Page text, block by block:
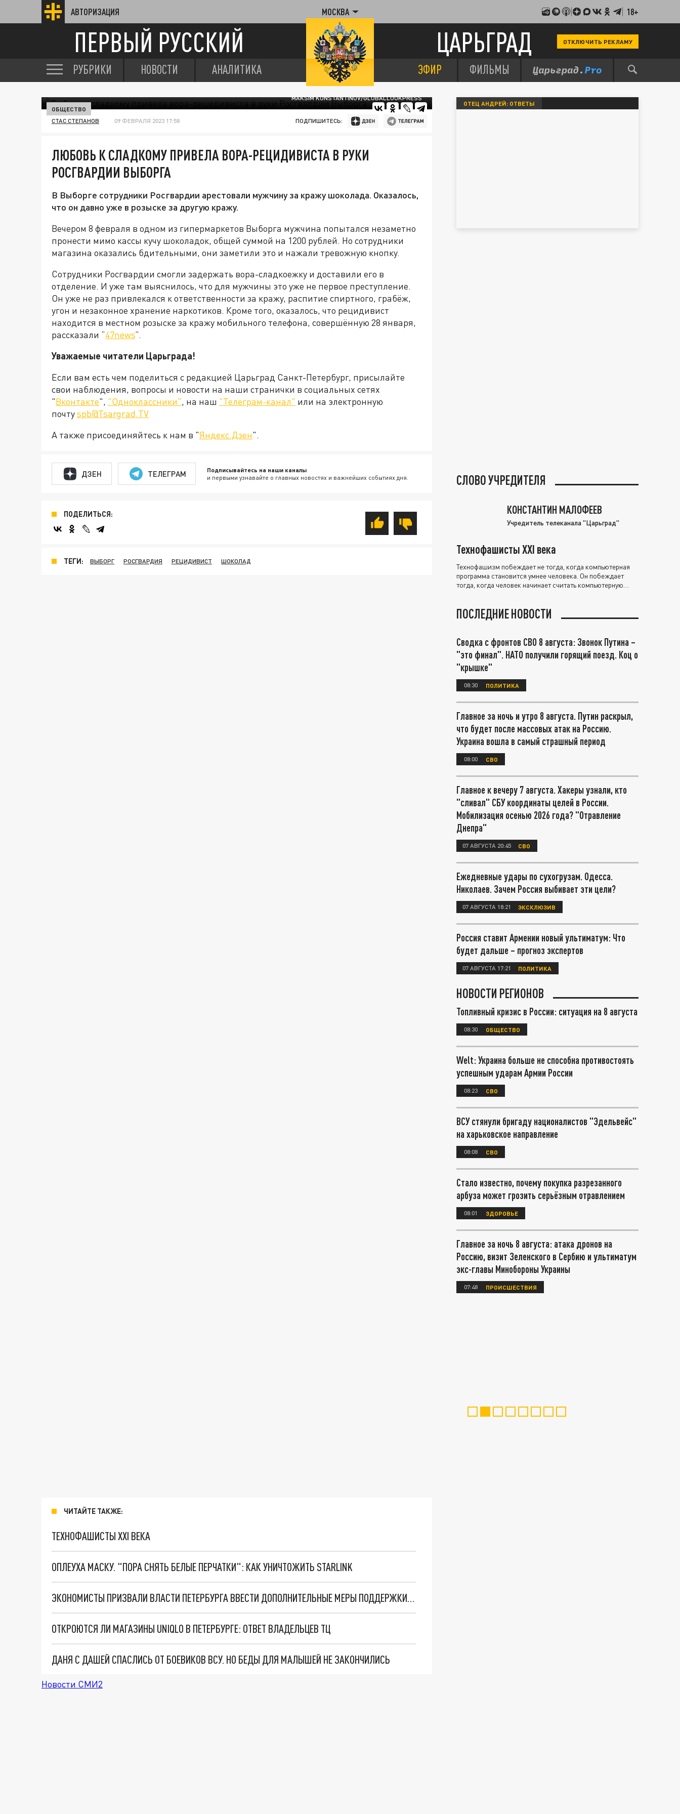
АВТОРИЗАЦИЯ МОСКВА 18+
ПЕРВЫЙ РУССКИЙ ЦАРЬГРАД ОТКЛЮЧИТЬ РЕКЛАМУ
РУБРИКИ НОВОСТИ АНАЛИТИКА ЭФИР ФИЛЬМЫ
MAKSIM KONSTANTINOV/GLOBALLOOKPRESS
ОБЩЕСТВО
СТАС СТЕПАНОВ 09 ФЕВРАЛЯ 2023 17:58 ПОДПИШИТЕСЬ:
ЛЮБОВЬ К СЛАДКОМУ ПРИВЕЛА ВОРА-РЕЦИДИВИСТА В РУКИ
РОСГВАРДИИ ВЫБОРГА
В Выборге сотрудники Росгвардии арестовали мужчину за кражу шоколада. Оказалось,
что он давно уже в розыске за другую кражу.
Вечером 8 февраля в одном из гипермаркетов Выборга мужчина попытался незаметно
пронести мимо кассы кучу шоколадок, общей суммой на 1200 рублей. Но сотрудники
магазина оказались бдительными, они заметили это и нажали тревожную кнопку.
Сотрудники Росгвардии смогли задержать вора-сладкоежку и доставили его в
отделение. И уже там выяснилось, что для мужчины это уже не первое преступление.
Он уже не раз привлекался к ответственности за кражу, распитие спиртного, грабёж,
угон и незаконное хранение наркотиков. Кроме того, оказалось, что рецидивист
находится в местном розыске за кражу мобильного телефона, совершённую 28 января,
рассказали “47news”.
Уважаемые читатели Царьграда!
Если вам есть чем поделиться с редакцией Царьград Санкт-Петербург, присылайте
свои наблюдения, вопросы и новости на наши странички в социальных сетях
"Вконтакте", "Одноклассники", на наш "Телеграм-канал" или на электронную
почтуspb@Tsargrad.TV
А также присоединяйтесь к нам в "Яндекс.Дзен".
ДЗЕН ТЕЛЕГРАМ Подписывайтесь на наши каналы
и первыми узнавайте о главных новостях и важнейших событиях дня.
ПОДЕЛИТЬСЯ:
ТЕГИ: ВЫБОРГ РОСГВАРДИЯ РЕЦИДИВИСТ ШОКОЛАД
ЧИТАЙТЕ ТАКЖЕ:
ТЕХНОФАШИСТЫ XXI ВЕКА
ОПЛЕУХА МАСКУ. "ПОРА СНЯТЬ БЕЛЫЕ ПЕРЧАТКИ": КАК УНИЧТОЖИТЬ STARLINK
ЭКОНОМИСТЫ ПРИЗВАЛИ ВЛАСТИ ПЕТЕРБУРГА ВВЕСТИ ДОПОЛНИТЕЛЬНЫЕ МЕРЫ ПОДДЕРЖКИ ГОРОЖАН
ОТКРОЮТСЯ ЛИ МАГАЗИНЫ UNIQLO В ПЕТЕРБУРГЕ: ОТВЕТ ВЛАДЕЛЬЦЕВ ТЦ
ДАНЯ С ДАШЕЙ СПАСЛИСЬ ОТ БОЕВИКОВ ВСУ. НО БЕДЫ ДЛЯ МАЛЫШЕЙ НЕ ЗАКОНЧИЛИСЬ
Новости СМИ2
ОТЕЦ АНДРЕЙ: ОТВЕТЫ
СЛОВО УЧРЕДИТЕЛЯ
КОНСТАНТИН МАЛОФЕЕВ
Учредитель телеканала "Царьград"
Технофашисты XXI века
Технофашизм побеждает не тогда, когда компьютерная
программа становится умнее человека. Он побеждает
тогда, когда человек начинает считать компьютерную
ПОСЛЕДНИЕ НОВОСТИ
Сводка с фронтов СВО 8 августа: Звонок Путина –
"это финал". НАТО получили горящий поезд. Коц о
"крышке"
08:30 ПОЛИТИКА
Главное за ночь и утро 8 августа. Путин раскрыл,
что будет после массовых атак на Россию.
Украина вошла в самый страшный период
08:00 СВО
Главное к вечеру 7 августа. Хакеры узнали, кто
"сливал" СБУ координаты целей в России.
Мобилизация осенью 2026 года? "Отравление
Днепра"
07 АВГУСТА 20:45 СВО
Ежедневные удары по сухогрузам. Одесса.
Николаев. Зачем Россия выбивает эти цели?
07 АВГУСТА 18:21 ЭКСКЛЮЗИВ
Россия ставит Армении новый ультиматум: Что
будет дальше – прогноз экспертов
07 АВГУСТА 17:21 ПОЛИТИКА
НОВОСТИ РЕГИОНОВ
Топливный кризис в России: ситуация на 8 августа
08:30 ОБЩЕСТВО
Welt: Украина больше не способна противостоять
успешным ударам Армии России
08:23 СВО
ВСУ стянули бригаду националистов "Эдельвейс"
на харьковское направление
08:08 СВО
Стало известно, почему покупка разрезанного
арбуза может грозить серьёзным отравлением
08:01 ЗДОРОВЬЕ
Главное за ночь 8 августа: атака дронов на
Россию, визит Зеленского в Сербию и ультиматум
экс-главы Минобороны Украины
07:48 ПРОИСШЕСТВИЯ